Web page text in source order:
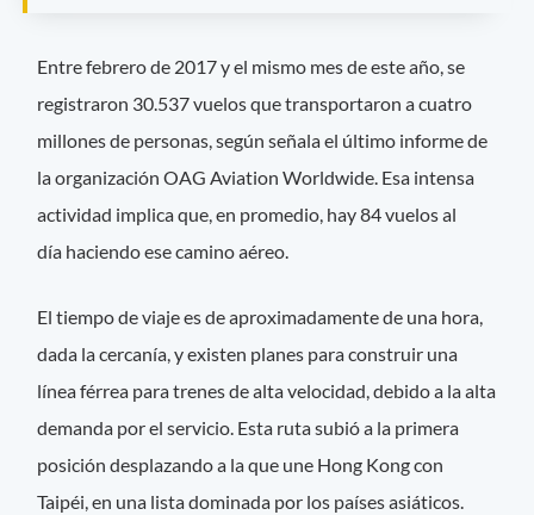
Entre febrero de 2017 y el mismo mes de este año, se
registraron 30.537 vuelos que transportaron a cuatro
millones de personas, según señala el último informe de
la organización OAG Aviation Worldwide. Esa intensa
actividad implica que, en promedio, hay 84 vuelos al
día haciendo ese camino aéreo.
El tiempo de viaje es de aproximadamente de una hora,
dada la cercanía, y existen planes para construir una
línea férrea para trenes de alta velocidad, debido a la alta
demanda por el servicio. Esta ruta subió a la primera
posición desplazando a la que une Hong Kong con
Taipéi, en una lista dominada por los países asiáticos.